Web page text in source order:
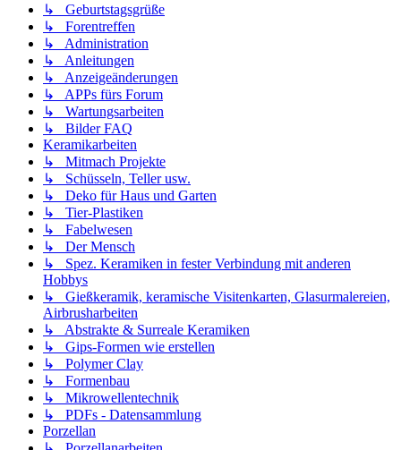
↳ Geburtstagsgrüße
↳ Forentreffen
↳ Administration
↳ Anleitungen
↳ Anzeigeänderungen
↳ APPs fürs Forum
↳ Wartungsarbeiten
↳ Bilder FAQ
Keramikarbeiten
↳ Mitmach Projekte
↳ Schüsseln, Teller usw.
↳ Deko für Haus und Garten
↳ Tier-Plastiken
↳ Fabelwesen
↳ Der Mensch
↳ Spez. Keramiken in fester Verbindung mit anderen
Hobbys
↳ Gießkeramik, keramische Visitenkarten, Glasurmalereien,
Airbrusharbeiten
↳ Abstrakte & Surreale Keramiken
↳ Gips-Formen wie erstellen
↳ Polymer Clay
↳ Formenbau
↳ Mikrowellentechnik
↳ PDFs - Datensammlung
Porzellan